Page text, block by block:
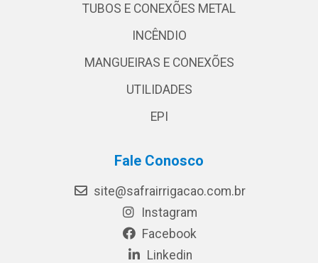
TUBOS E CONEXÕES METAL
INCÊNDIO
MANGUEIRAS E CONEXÕES
UTILIDADES
EPI
Fale Conosco
site@safrairrigacao.com.br
Instagram
Facebook
Linkedin